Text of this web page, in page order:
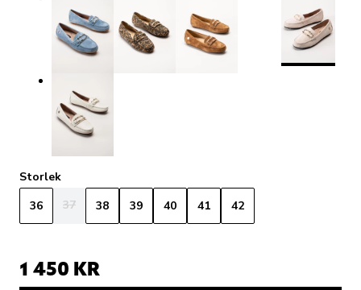
Storlek
36
37 38 39 40 41 42
1 450 KR